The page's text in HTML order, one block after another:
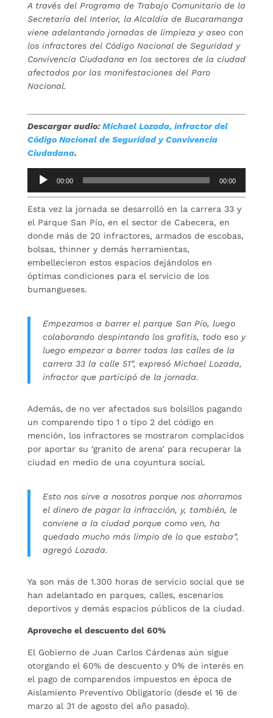
A través del Programa de Trabajo Comunitario de la
Secretaría del Interior, la Alcaldía de Bucaramanga
viene adelantando jornadas de limpieza y aseo con
los infractores del Código Nacional de Seguridad y
Convivencia Ciudadana en los sectores de la ciudad
afectados por las manifestaciones del Paro
Nacional.
Descargar audio:Michael Lozada, infractor del
Código Nacional de Seguridad y Convivencia
Ciudadana.
Reproductor
audio
00:00 00:00
Esta vez la jornada se desarrolló en la carrera 33 y
el Parque San Pío, en el sector de Cabecera, en
donde más de 20 infractores, armados de escobas,
bolsas, thinner y demás herramientas,
embellecieron estos espacios dejándolos en
óptimas condiciones para el servicio de los
bumangueses.
Empezamos a barrer el parque San Pío, luego
colaborando despintando los grafitis, todo eso y
luego empezar a barrer todas las calles de la
carrera 33 la calle 51”, expresó Michael Lozada,
infractor que participó de la jornada.
Además, de no ver afectados sus bolsillos pagando
un comparendo tipo 1 o tipo 2 del código en
mención, los infractores se mostraron complacidos
por aportar su ‘granito de arena’ para recuperar la
ciudad en medio de una coyuntura social.
Esto nos sirve a nosotros porque nos ahorramos
el dinero de pagar la infracción, y, también, le
conviene a la ciudad porque como ven, ha
quedado mucho más limpio de lo que estaba”,
agregó Lozada.
Ya son más de 1.300 horas de servicio social que se
han adelantado en parques, calles, escenarios
deportivos y demás espacios públicos de la ciudad.
Aproveche el descuento del 60%
El Gobierno de Juan Carlos Cárdenas aún sigue
otorgando el 60% de descuento y 0% de interés en
el pago de comparendos impuestos en época de
Aislamiento Preventivo Obligatorio (desde el 16 de
marzo al 31 de agosto del año pasado).